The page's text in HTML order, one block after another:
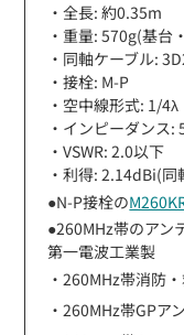
・全長: 約0.35m
・重量: 570g(基台
・同軸ケーブル:
・接栓: M-P
・空中線形式: 1/4λ
・インピーダンス:
・VSWR: 2.0以下
・利得: 2.14dBi(
●N-P接栓の
●260MHz帯のアン
第一電波工業製
・260MHz帯消防
・260MHz帯GPア